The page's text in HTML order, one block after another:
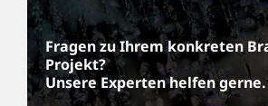
Fragen zu Ihrem konkreten
Projekt?
Unsere Experten helfen gerne.